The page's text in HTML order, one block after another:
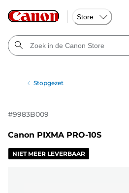
Store
Stopgezet
#9983B009
Canon PIXMA PRO-10S
NIET MEER LEVERBAAR